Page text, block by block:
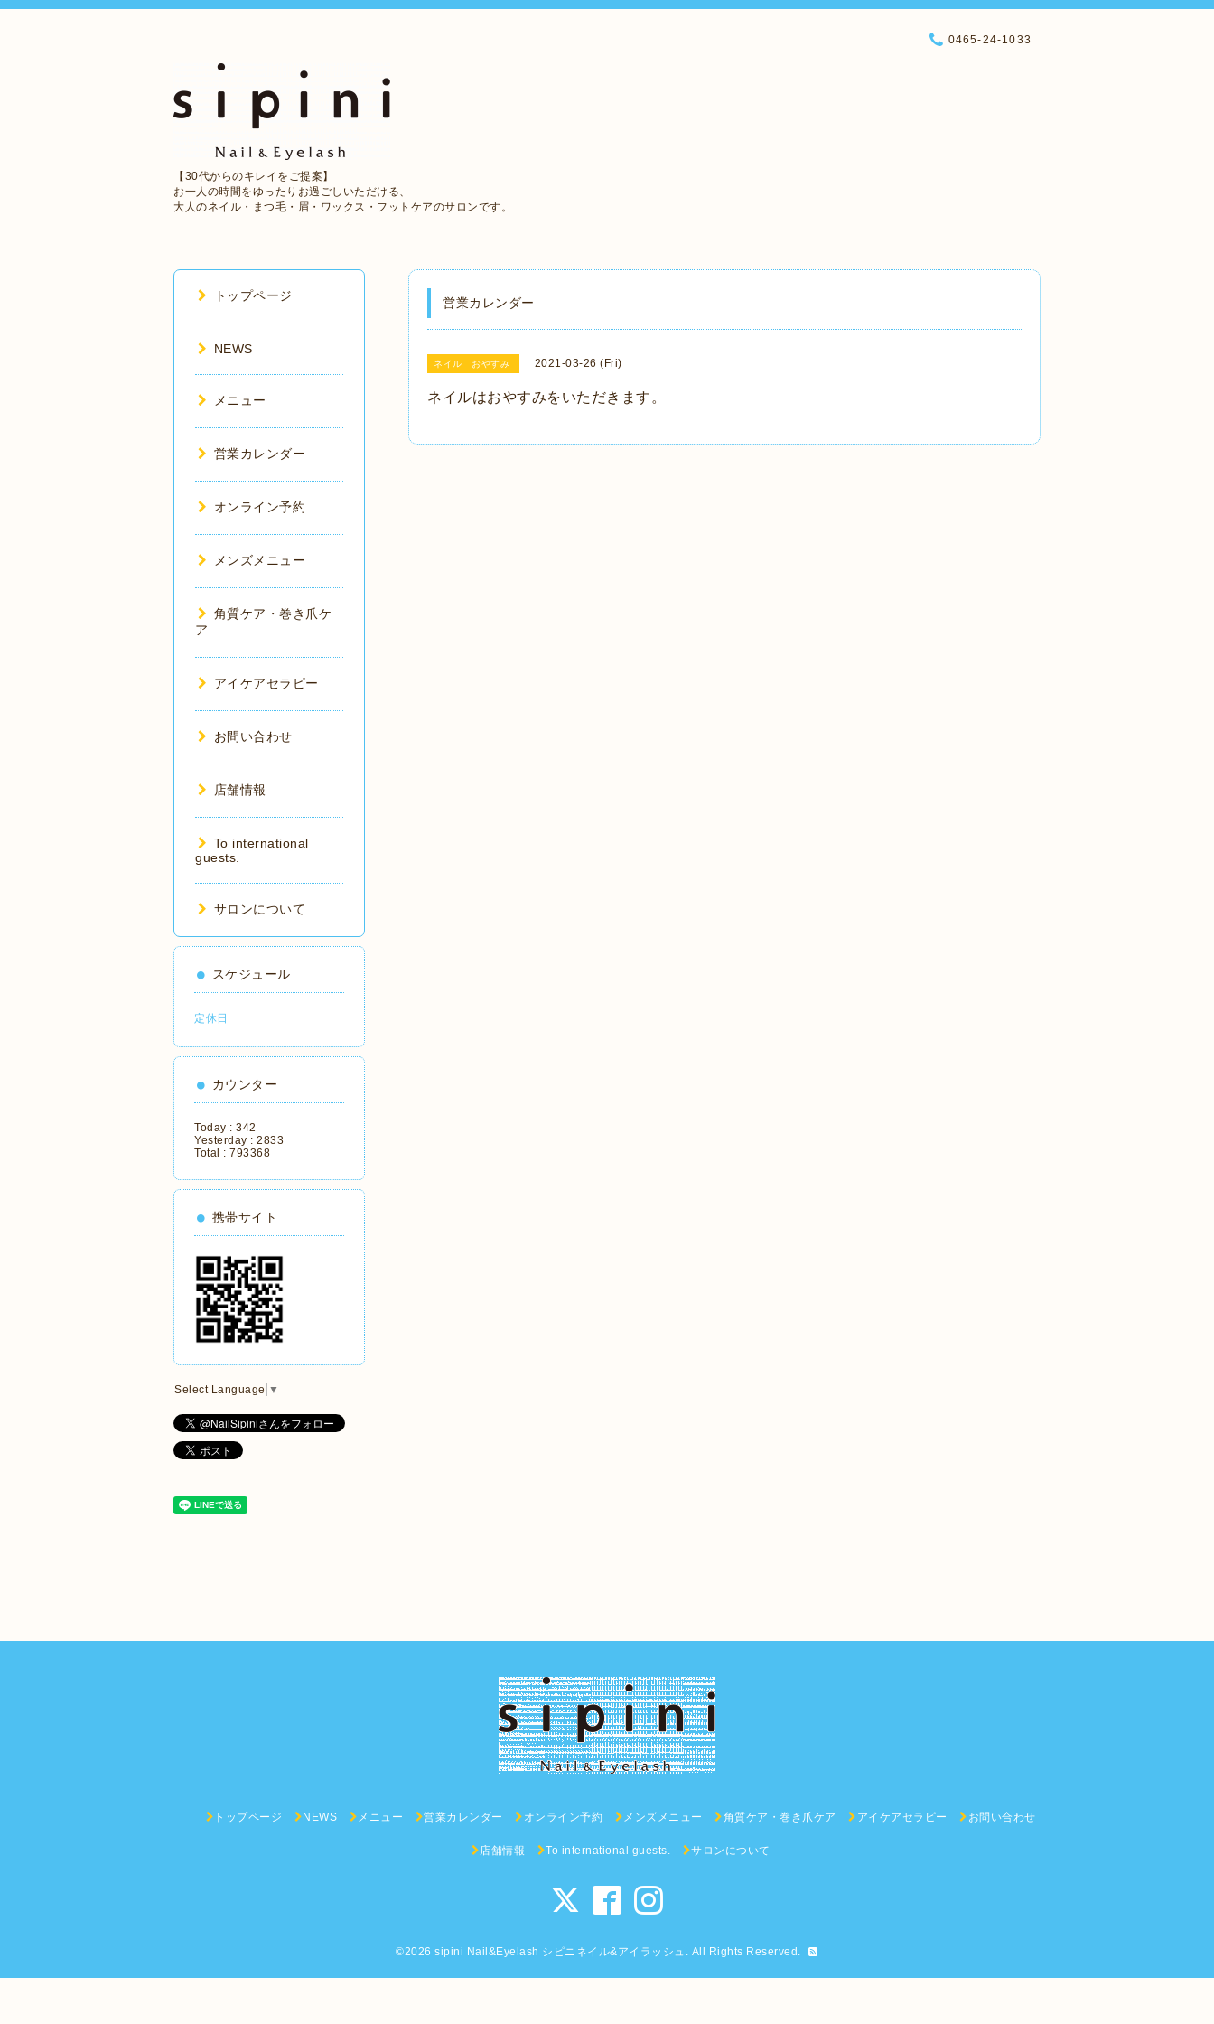
【30代からのキレイをご提案】
お一人の時間をゆったりお過ごしいただける、
大人のネイル・まつ毛・眉・ワックス・フットケアのサロンです。
0465-24-1033
営業カレンダー
ネイル おやすみ 2021-03-26 (Fri)
ネイルはおやすみをいただきます。
トップページ
NEWS
メニュー
営業カレンダー
オンライン予約
メンズメニュー
角質ケア・巻き爪ケ
ア
アイケアセラピー
お問い合わせ
店舗情報
To international
guests.
サロンについて
スケジュール
定休日
カウンター
Today : 342
Yesterday : 2833
Total : 793368
携帯サイト
Select Language ▼
トップページ NEWS メニュー 営業カレンダー オンライン予約 メンズメニュー 角質ケア・巻き爪ケア アイケアセラピー お問い合わせ
店舗情報 To international guests. サロンについて
©2026sipini Nail&Eyelash シピニネイル&アイラッシュ . All Rights Reserved.